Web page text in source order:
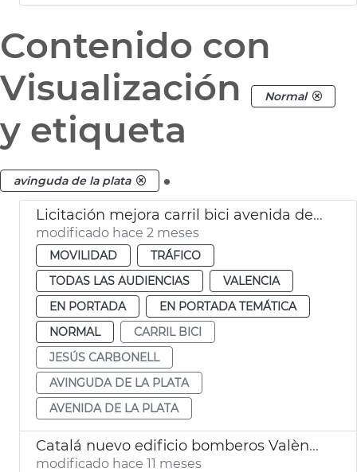
Contenido con
Visualización
Normal
y etiqueta
avinguda de la plata .
Licitación mejora carril bici avenida de La Plata València
modificado hace 2 meses
MOVILIDAD
TRÁFICO
TODAS LAS AUDIENCIAS
VALENCIA
EN PORTADA
EN PORTADA TEMÁTICA
NORMAL
CARRIL BICI
JESÚS CARBONELL
AVINGUDA DE LA PLATA
AVENIDA DE LA PLATA
Catalá nuevo edificio bomberos València
modificado hace 11 meses